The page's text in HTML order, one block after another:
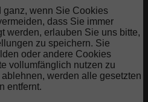
ganz, wenn Sie Cookies
dass Sie immer
werden, erlauben Sie uns bitte,
zu speichern. Sie
oder andere Cookies
vollumfänglich nutzen zu
werden alle gesetzten
entfernt.